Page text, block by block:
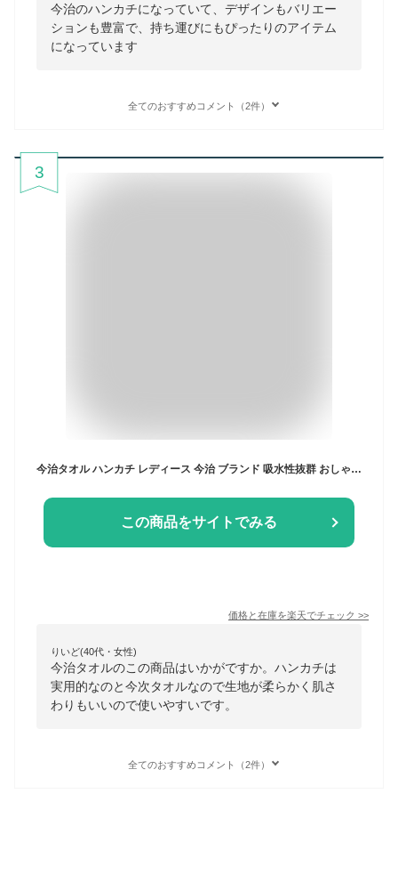
今治のハンカチになっていて、デザインもバリエー
ションも豊富で、持ち運びにもぴったりのアイテム
になっています
全てのおすすめコメント（2件）
3
今治タオル ハンカチ レディース 今治 ブランド 吸水性抜群 おしゃれなジャカード チェックハート リーフ 花 日本製 国産 お配り ギフト プレゼント 退職 お礼 ご挨拶 婦人《 個別ラッピング無料 25×25cm 》
この商品をサイトでみる
価格と在庫を楽天でチェック >>
りいど(40代・女性)
今治タオルのこの商品はいかがですか。ハンカチは
実用的なのと今次タオルなので生地が柔らかく肌さ
わりもいいので使いやすいです。
全てのおすすめコメント（2件）